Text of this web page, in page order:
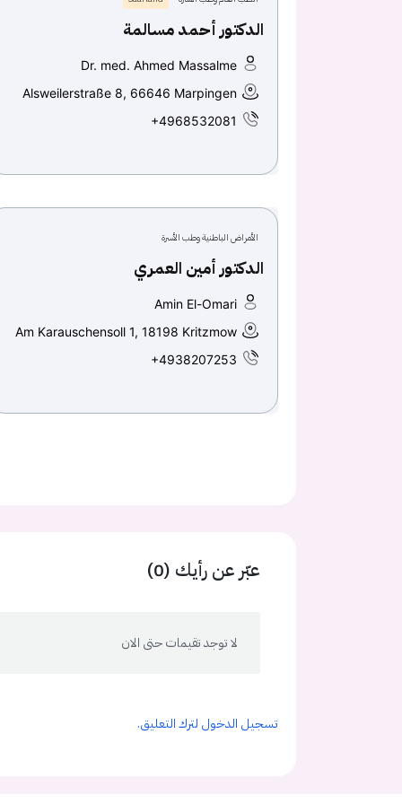
الدكتور أحمد مسالمة
Dr. med. Ahmed Massalme
Alsweilerstraße 8, 66646 Marpingen
+4968532081
الأمراض الباطنية وطب الأسرة
الدكتور أمين العمري
Amin El-Omari
Am Karauschensoll 1, 18198 Kritzmow
+4938207253
عبّر عن رأيك (0)
لا توجد تقيمات حتى الان
تسجيل الدخول لترك التعليق.